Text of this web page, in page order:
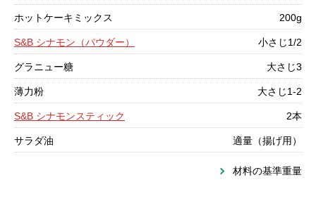
ホットケーキミックス 200g
S&B シナモン（パウダー） 小さじ1/2
グラニュー糖 大さじ3
薄力粉 大さじ1-2
S&B シナモンスティック 2本
サラダ油 適量（揚げ用）
材料の基準重量